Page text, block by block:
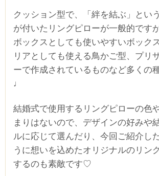
クッション型で、「絆を結ぶ」とい
が付いたリングピローが一般的です
ボックスとしても使いやすいボック
リアとしても使える鳥かご型、プリ
ーで作成されているものなど多くの
♩
結婚式で使用するリングピローの色
まりはないので、デザインの好みや
ルに応じて選んだり、今回ご紹介し
うに想いを込めたオリジナルのリン
するのも素敵です♡